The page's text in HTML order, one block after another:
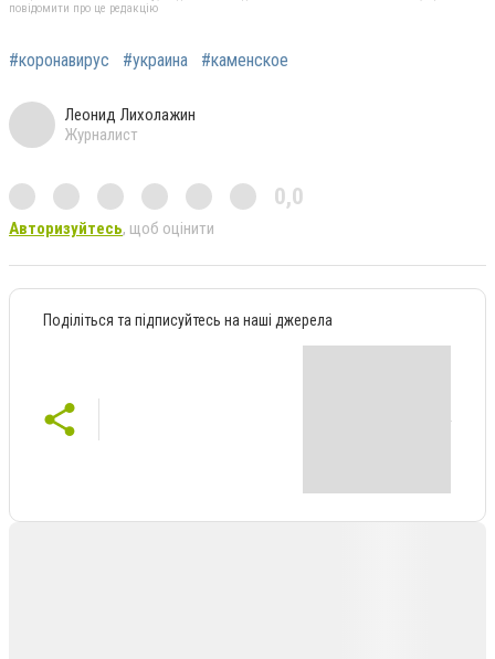
повідомити про це редакцію
#коронавирус #украина #каменское
Леонид Лихолажин
Журналист
0,0
Авторизуйтесь, щоб оцінити
Поділіться та підписуйтесь на наші джерела